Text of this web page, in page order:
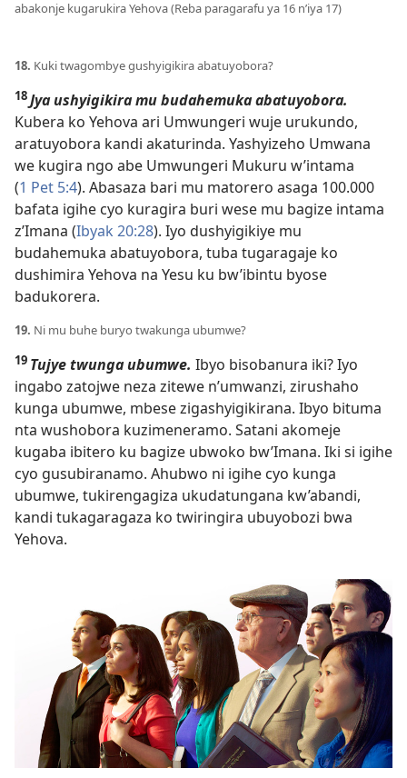
abakonje kugarukira Yehova (Reba paragarafu ya 16 n’iya 17)
18. Kuki twagombye gushyigikira abatuyobora?
18Jya ushyigikira mu budahemuka abatuyobora.
Kubera ko Yehova ari Umwungeri wuje urukundo,
aratuyobora kandi akaturinda. Yashyizeho Umwana
we kugira ngo abe Umwungeri Mukuru w’intama
(1 Pet 5:4). Abasaza bari mu matorero asaga 100.000
bafata igihe cyo kuragira buri wese mu bagize intama
z’Imana (Ibyak 20:28). Iyo dushyigikiye mu
budahemuka abatuyobora, tuba tugaragaje ko
dushimira Yehova na Yesu ku bw’ibintu byose
badukorera.
19. Ni mu buhe buryo twakunga ubumwe?
19 Tujye twunga ubumwe. Ibyo bisobanura iki? Iyo
ingabo zatojwe neza zitewe n’umwanzi, zirushaho
kunga ubumwe, mbese zigashyigikirana. Ibyo bituma
nta wushobora kuzimeneramo. Satani akomeje
kugaba ibitero ku bagize ubwoko bw’Imana. Iki si igihe
cyo gusubiranamo. Ahubwo ni igihe cyo kunga
ubumwe, tukirengagiza ukudatungana kw’abandi,
kandi tukagaragaza ko twiringira ubuyobozi bwa
Yehova.